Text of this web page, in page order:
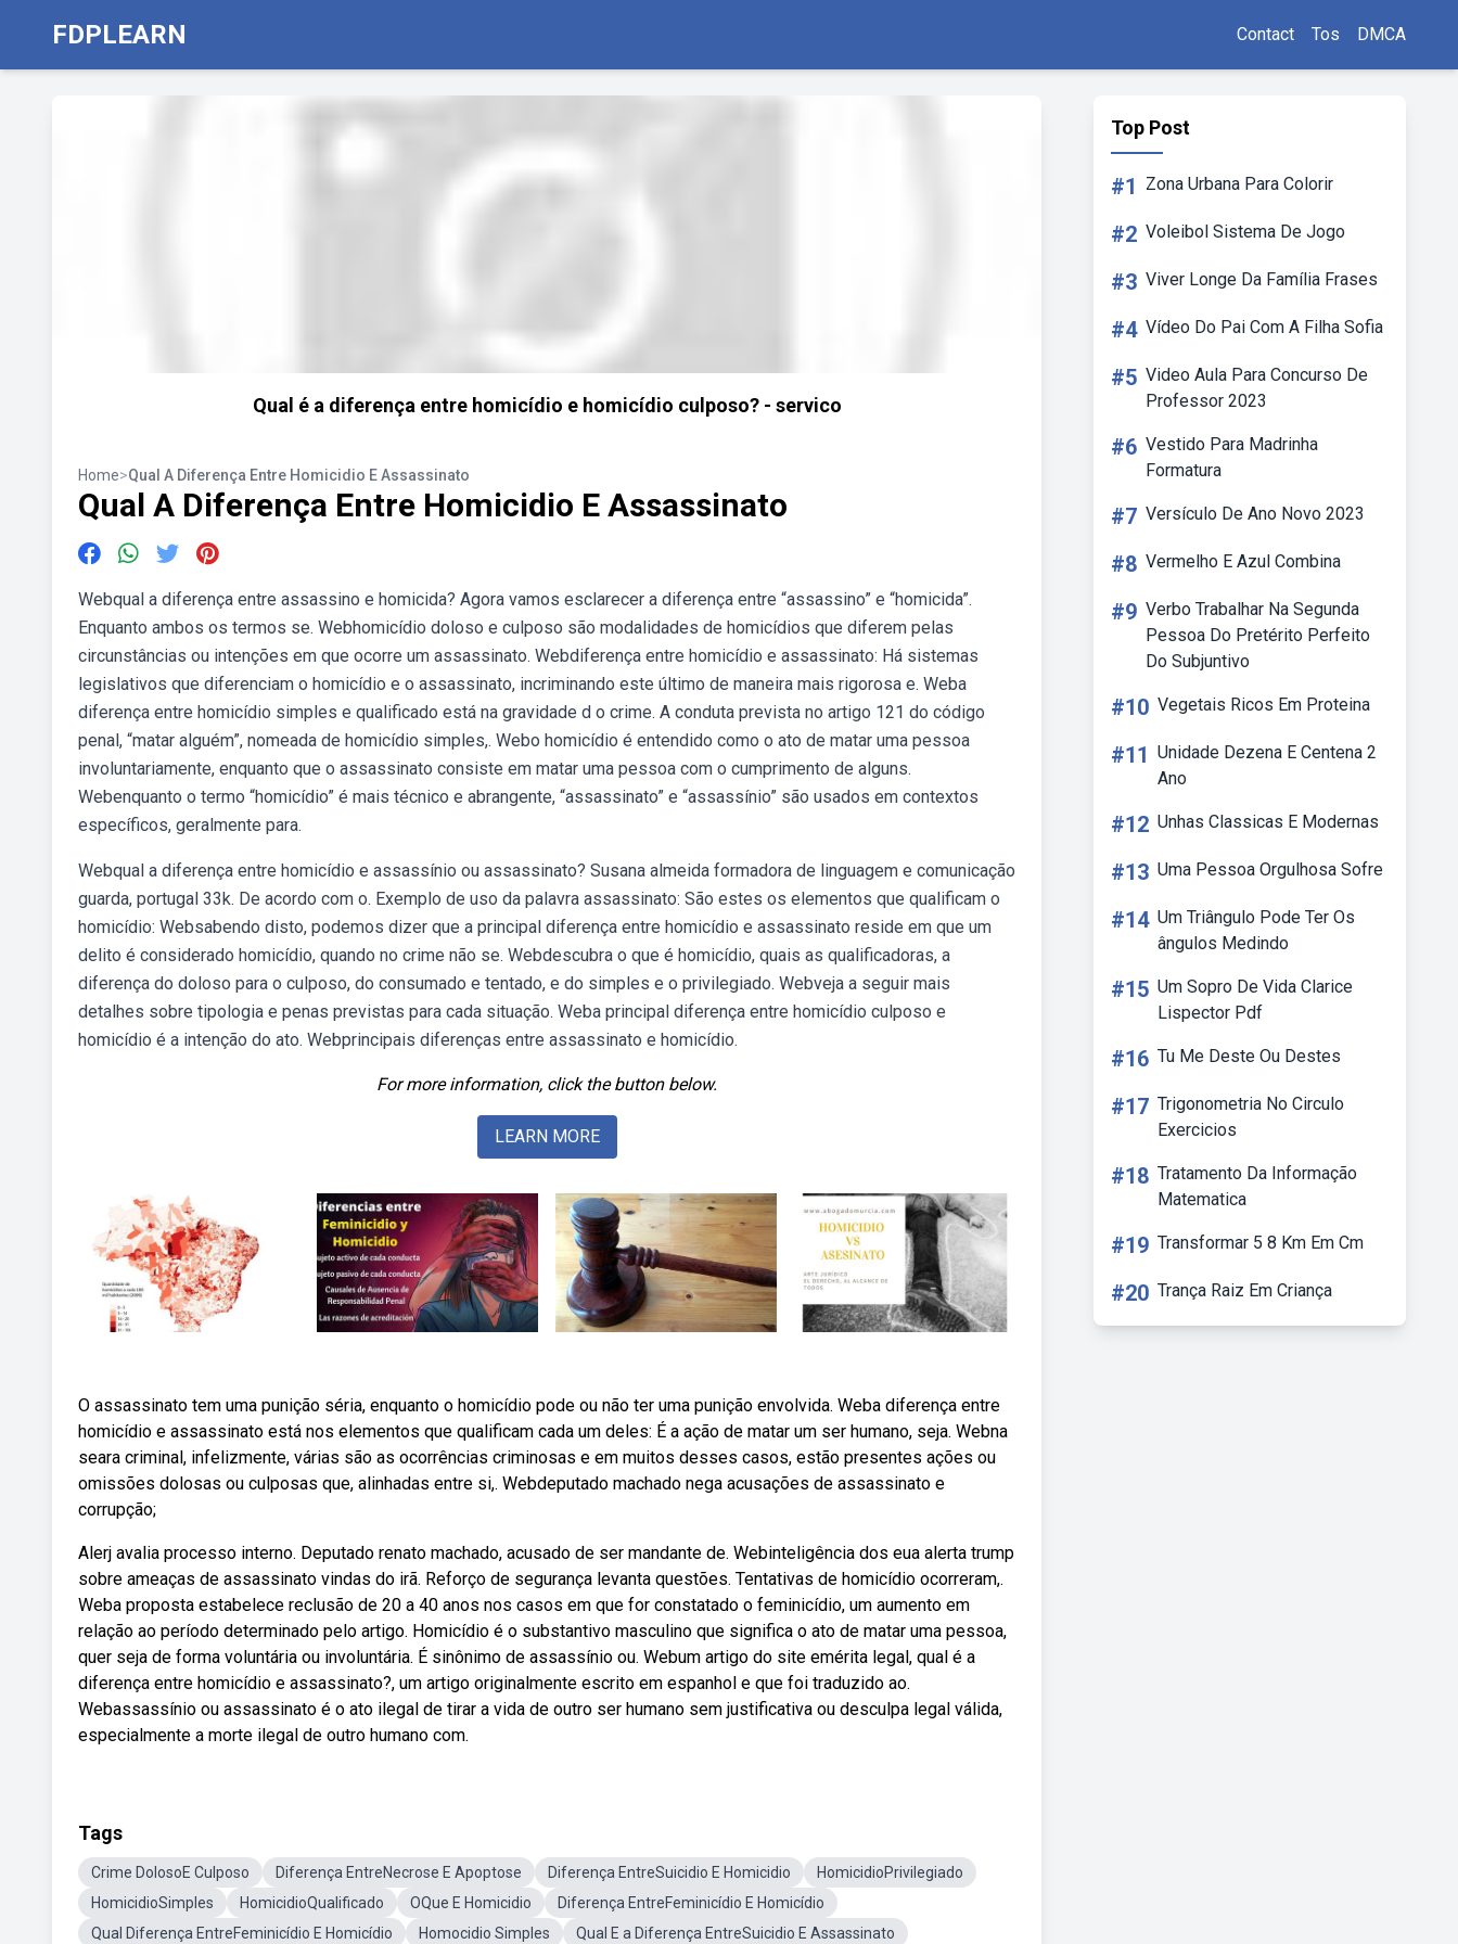
FDPLEARN Contact Tos DMCA
Qual é a diferença entre homicídio e homicídio culposo? - servico
Home>Qual A Diferença Entre Homicidio E Assassinato
Qual A Diferença Entre Homicidio E Assassinato
Webqual a diferença entre assassino e homicida? Agora vamos esclarecer a diferença entre “assassino” e “homicida”.
Enquanto ambos os termos se. Webhomicídio doloso e culposo são modalidades de homicídios que diferem pelas
circunstâncias ou intenções em que ocorre um assassinato. Webdiferença entre homicídio e assassinato: Há sistemas
legislativos que diferenciam o homicídio e o assassinato, incriminando este último de maneira mais rigorosa e. Weba
diferença entre homicídio simples e qualificado está na gravidade d o crime. A conduta prevista no artigo 121 do código
penal, “matar alguém”, nomeada de homicídio simples,. Webo homicídio é entendido como o ato de matar uma pessoa
involuntariamente, enquanto que o assassinato consiste em matar uma pessoa com o cumprimento de alguns.
Webenquanto o termo “homicídio” é mais técnico e abrangente, “assassinato” e “assassínio” são usados em contextos
específicos, geralmente para.
Webqual a diferença entre homicídio e assassínio ou assassinato? Susana almeida formadora de linguagem e comunicação
guarda, portugal 33k. De acordo com o. Exemplo de uso da palavra assassinato: São estes os elementos que qualificam o
homicídio: Websabendo disto, podemos dizer que a principal diferença entre homicídio e assassinato reside em que um
delito é considerado homicídio, quando no crime não se. Webdescubra o que é homicídio, quais as qualificadoras, a
diferença do doloso para o culposo, do consumado e tentado, e do simples e o privilegiado. Webveja a seguir mais
detalhes sobre tipologia e penas previstas para cada situação. Weba principal diferença entre homicídio culposo e
homicídio é a intenção do ato. Webprincipais diferenças entre assassinato e homicídio.
For more information, click the button below.
LEARN MORE
O assassinato tem uma punição séria, enquanto o homicídio pode ou não ter uma punição envolvida. Weba diferença entre
homicídio e assassinato está nos elementos que qualificam cada um deles: É a ação de matar um ser humano, seja. Webna
seara criminal, infelizmente, várias são as ocorrências criminosas e em muitos desses casos, estão presentes ações ou
omissões dolosas ou culposas que, alinhadas entre si,. Webdeputado machado nega acusações de assassinato e
corrupção;
Alerj avalia processo interno. Deputado renato machado, acusado de ser mandante de. Webinteligência dos eua alerta trump
sobre ameaças de assassinato vindas do irã. Reforço de segurança levanta questões. Tentativas de homicídio ocorreram,.
Weba proposta estabelece reclusão de 20 a 40 anos nos casos em que for constatado o feminicídio, um aumento em
relação ao período determinado pelo artigo. Homicídio é o substantivo masculino que significa o ato de matar uma pessoa,
quer seja de forma voluntária ou involuntária. É sinônimo de assassínio ou. Webum artigo do site emérita legal, qual é a
diferença entre homicídio e assassinato?, um artigo originalmente escrito em espanhol e que foi traduzido ao.
Webassassínio ou assassinato é o ato ilegal de tirar a vida de outro ser humano sem justificativa ou desculpa legal válida,
especialmente a morte ilegal de outro humano com.
Tags
Crime DolosoE Culposo Diferença EntreNecrose E Apoptose Diferença EntreSuicidio E Homicidio
HomicidioPrivilegiado
HomicidioSimples
HomicidioQualificado OQue E Homicidio
Diferença EntreFeminicídio E Homicídio
Qual Diferença EntreFeminicídio E Homicídio
Homocidio Simples Qual E a Diferença EntreSuicidio E Assassinato
Top Post
#1 Zona Urbana Para Colorir
#2 Voleibol Sistema De Jogo
#3 Viver Longe Da Família Frases
#4 Vídeo Do Pai Com A Filha Sofia
#5 Video Aula Para Concurso De
Professor 2023
#6 Vestido Para Madrinha
Formatura
#7 Versículo De Ano Novo 2023
#8 Vermelho E Azul Combina
#9 Verbo Trabalhar Na Segunda
Pessoa Do Pretérito Perfeito
Do Subjuntivo
#10 Vegetais Ricos Em Proteina
#11 Unidade Dezena E Centena 2
Ano
#12 Unhas Classicas E Modernas
#13 Uma Pessoa Orgulhosa Sofre
#14 Um Triângulo Pode Ter Os
ângulos Medindo
#15 Um Sopro De Vida Clarice
Lispector Pdf
#16 Tu Me Deste Ou Destes
#17 Trigonometria No Circulo
Exercicios
#18 Tratamento Da Informação
Matematica
#19 Transformar 5 8 Km Em Cm
#20 Trança Raiz Em Criança